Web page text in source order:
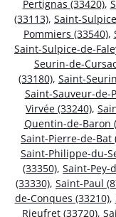
Pertignas (33420),
(33113), Saint-
Pommiers (33540),
Saint-Sulpice-de-
Seurin-de-
(33180), Saint-
Saint-Sauveur-de-
Virvée (33240),
Quentin-de-Baron
Saint-Pierre-de-Bat
Saint-Philippe-du-
(33350), Saint-Pey-
(33330), Saint-Paul
de-Conques (33210),
Rieufret (33720),